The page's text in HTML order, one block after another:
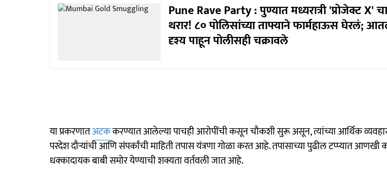
Pune Rave Party : पुण्यात मध्यरात्री 'प्रोजेक्ट X' चा
थरार! ८० पोलिसांच्या ताफ्याने फार्महाऊस घेरलं;
दृश्य पाहून पोलीसही चक्रावले
या प्रकरणातअटककरण्यात आलेल्या पाचही आरोपींची कसून चौकशी सुरू असून, त्यांच्या आर्थिक
परदेश दौऱ्यांची आणि संपर्कांची माहिती तपास यंत्रणा गोळा करत आहे. तपासाच्या पुढील टप्प्यात आणखी
धक्कादायक बाबी समोर येण्याची शक्यता वर्तवली जात आहे.